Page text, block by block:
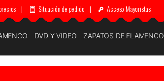
| Situación de pedido | Acceso Mayoristas
DVD Y VIDEO ZAPATOS DE FLAMENCO